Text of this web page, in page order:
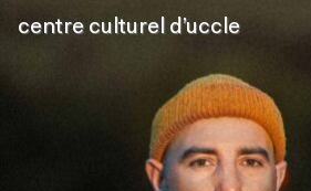
centre culturel d’uccle